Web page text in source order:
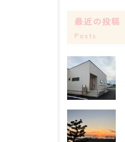
最近の投稿
Posts